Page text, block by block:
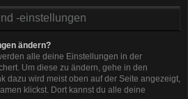
-einstellungen
ändern?
alle deine Einstellungen in der
Um diese zu ändern, gehe in den
dazu wird meist oben auf der Seite angezeigt,
klickst. Dort kannst du alle deine